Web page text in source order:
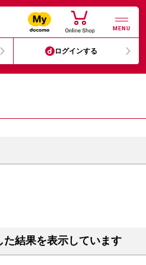
MENU
ログインする
結果を表示しています